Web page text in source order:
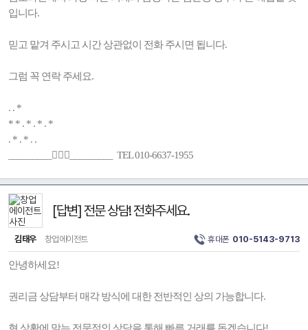
입니다.
믿고 맡겨 주시고 시간 상관없이 전화 주시면 됩니다.
그럼 꼭 연락 주세요.
. . *
* * . * . * . *
. * . * . .
_________🚶🏻‍♂️_________ TEL 010-6637-1955
[답변] 전문 상담! 전화주세요.
김태우 창업에이전트 휴대폰 010-5143-9713
안녕하세요!
권리금 상담부터 매각 방식에 대한 전반적인 상의 가능합니다.